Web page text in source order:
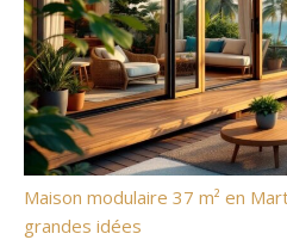
Maison modulaire 37 m² en
grandes idées